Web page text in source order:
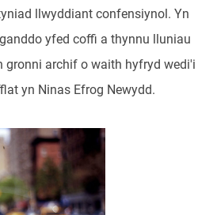
llwyddiant confensiynol. Yn
yfed coffi a thynnu lluniau
gronni archif o waith hyfryd wedi'i
yn Ninas Efrog Newydd.